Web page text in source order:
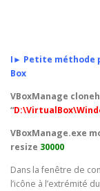
I► Petite méthode
Box
VBoxManage
“
VBoxManage.exe
resize 30000
Dans la fenêtre de
l’icône à l’extrémité